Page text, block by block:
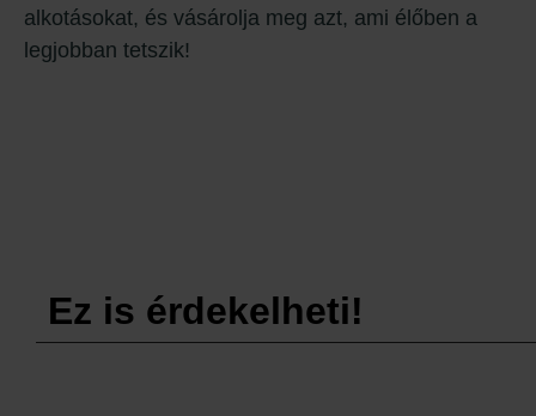
alkotásokat, és vásárolja meg azt, ami élőben a
legjobban tetszik!
Ez is érdekelheti!